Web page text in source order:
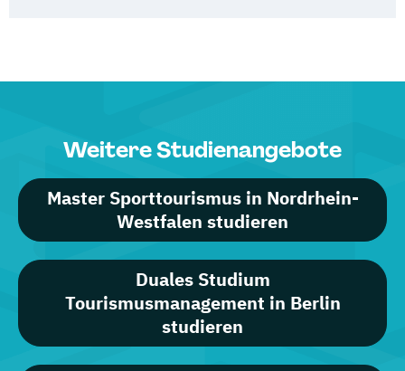
Weitere Studienangebote
Master Sporttourismus in Nordrhein-
Westfalen studieren
Duales Studium
Tourismusmanagement in Berlin
studieren